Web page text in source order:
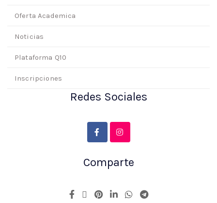
Oferta Academica
Noticias
Plataforma Q10
Inscripciones
Redes Sociales
Comparte